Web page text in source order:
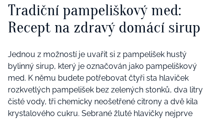
Tradiční pampeliškový med:
Recept na zdravý domácí sirup
Jednou z možností je uvařit si z pampelišek hustý
bylinný sirup, který je označován jako pampeliškový
med. K němu budete potřebovat čtyři sta hlaviček
rozkvetlých pampelišek bez zelených stonků, dva litry
čisté vody, tři chemicky neošetřené citrony a dvě kila
krystalového cukru. Sebrané žluté hlavičky nejprve